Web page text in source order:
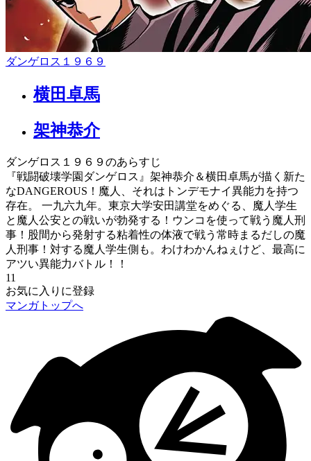
ダンゲロス１９６９
横田卓馬
架神恭介
ダンゲロス１９６９のあらすじ
『戦闘破壊学園ダンゲロス』架神恭介＆横田卓馬が描く新た
なDANGEROUS！魔人、それはトンデモナイ異能力を持つ
存在。 一九六九年。東京大学安田講堂をめぐる、魔人学生
と魔人公安との戦いが勃発する！ウンコを使って戦う魔人刑
事！股間から発射する粘着性の体液で戦う常時まるだしの魔
人刑事！対する魔人学生側も。わけわかんねぇけど、最高に
アツい異能力バトル！！
11
お気に入りに登録
マンガトップへ